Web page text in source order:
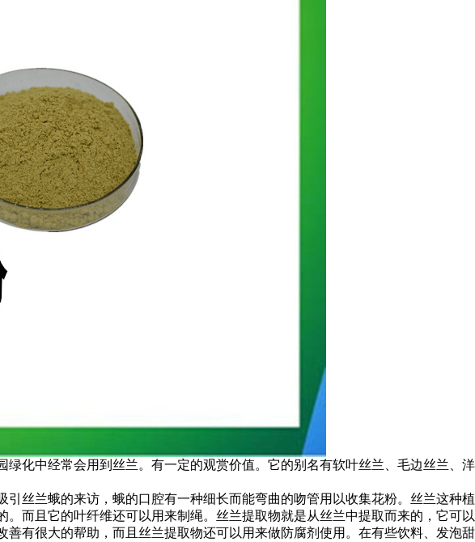
化中经常会用到丝兰。有一定的观赏价值。它的别名有软叶丝兰、毛边丝兰、洋
丝兰蛾的来访，蛾的口腔有一种细长而能弯曲的吻管用以收集花粉。丝兰这种植
而且它的叶纤维还可以用来制绳。丝兰提取物就是从丝兰中提取而来的，它可以
有很大的帮助，而且丝兰提取物还可以用来做防腐剂使用。在有些饮料、发泡甜